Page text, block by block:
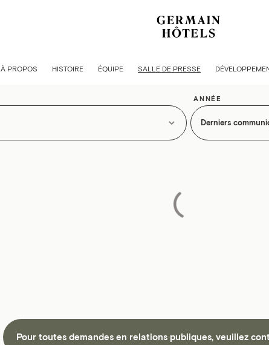
À PROPOS HISTOIRE ÉQUIPE SALLE DE PRESSE
SALLE DE
ANNÉE
Pour toutes demandes en relations publiques, veuillez